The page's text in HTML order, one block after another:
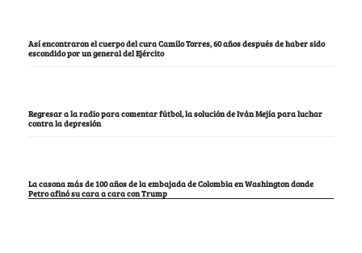
Así encontraron el cuerpo del cura Camilo Torres, 60 años después de haber sido
escondido por un general del Ejército
Regresar a la radio para comentar fútbol, la solución de Iván Mejía para luchar
contra la depresión
La casona más de 100 años de la embajada de Colombia en Washington donde
Petro afinó su cara a cara con Trump